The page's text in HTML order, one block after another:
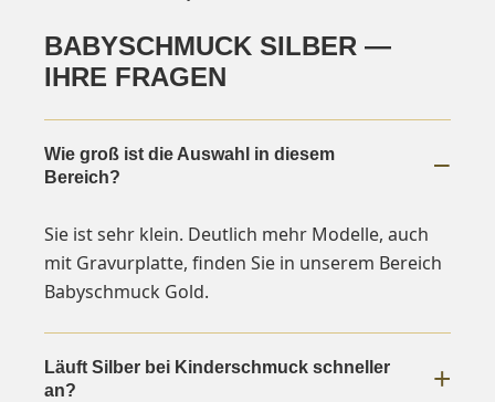
BABYSCHMUCK SILBER —
IHRE FRAGEN
Wie groß ist die Auswahl in diesem
Bereich?
Sie ist sehr klein. Deutlich mehr Modelle, auch
mit Gravurplatte, finden Sie in unserem Bereich
Babyschmuck Gold.
Läuft Silber bei Kinderschmuck schneller
an?